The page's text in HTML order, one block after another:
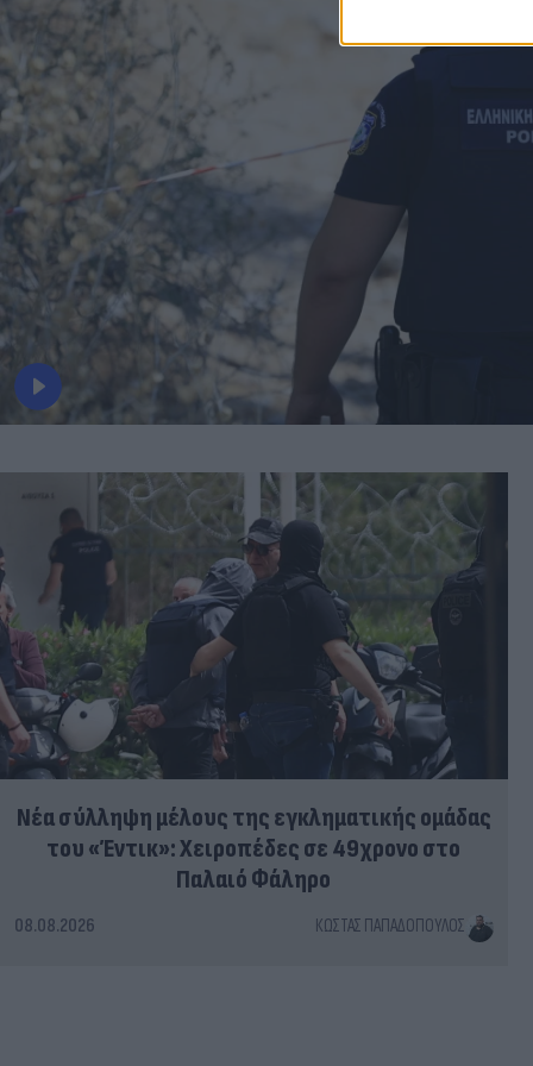
Νέα σύλληψη μέλους της εγκληματικής ομάδας
του «Έντικ»: Χειροπέδες σε 49χρονο στο
Παλαιό Φάληρο
08.08.2026 ΚΏΣΤΑΣ ΠΑΠΑΔΌΠΟΥΛΟΣ